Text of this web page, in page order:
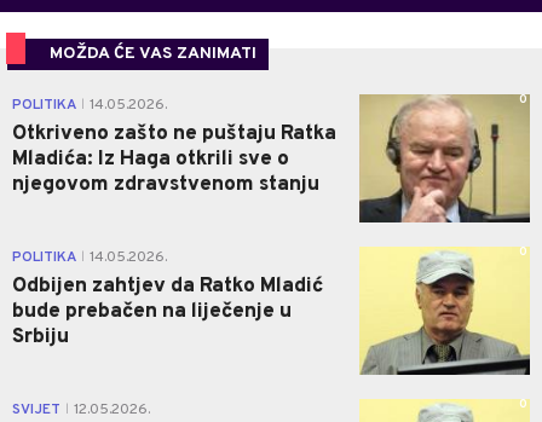
MOŽDA ĆE VAS ZANIMATI
POLITIKA 14.05.2026.
Otkriveno zašto ne puštaju Ratka
Mladića: Iz Haga otkrili sve o
njegovom zdravstvenom stanju
0
POLITIKA 14.05.2026.
Odbijen zahtjev da Ratko Mladić
bude prebačen na liječenje u
Srbiju
0
SVIJET 12.05.2026. 0